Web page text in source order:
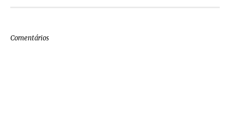
Comentários